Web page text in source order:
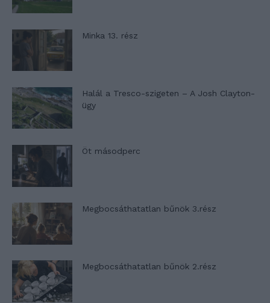
Minka 13. rész
Halál a Tresco-szigeten – A Josh Clayton-
ügy
Öt másodperc
Megbocsáthatatlan bűnök 3.rész
Megbocsáthatatlan bűnök 2.rész